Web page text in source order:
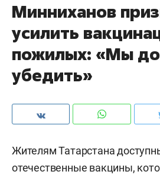
Минниханов
усилить
пожилых: «Мы
убедить»
Жителям Татарстана
отечественные вакцины,